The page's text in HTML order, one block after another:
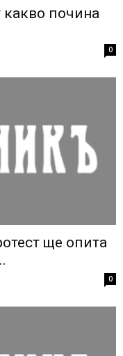
какво почина
0
ще опита
0